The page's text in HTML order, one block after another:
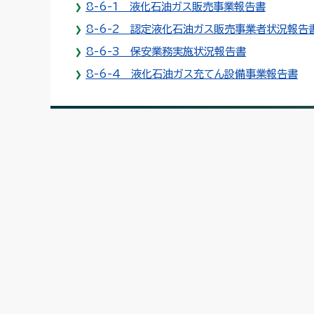
8-6-1 液化石油ガス販売事業報告書
8-6-2 認定液化石油ガス販売事業者状況報告
8-6-3 保安業務実施状況報告書
8-6-4 液化石油ガス充てん設備事業報告書